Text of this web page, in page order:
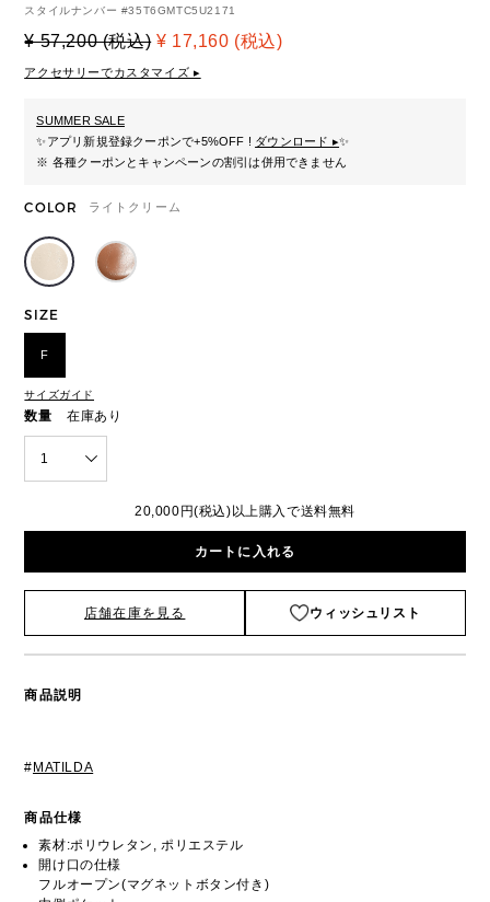
スタイルナンバー #35T6GMTC5U2171
¥ 57,200 (税込) ¥ 17,160 (税込)
アクセサリーでカスタマイズ ▸
SUMMER SALE
✨アプリ新規登録クーポンで+5%OFF ! ダウンロード ▸✨
※ 各種クーポンとキャンペーンの割引は併用できません
COLOR ライトクリーム
SIZE
F
サイズガイド
数量 在庫あり
1
20,000円(税込)以上購入で送料無料
カートに入れる
店舗在庫を見る ウィッシュリスト
商品説明
# MATILDA
商品仕様
素材:ポリウレタン, ポリエステル
開け口の仕様
フルオープン(マグネットボタン付き)